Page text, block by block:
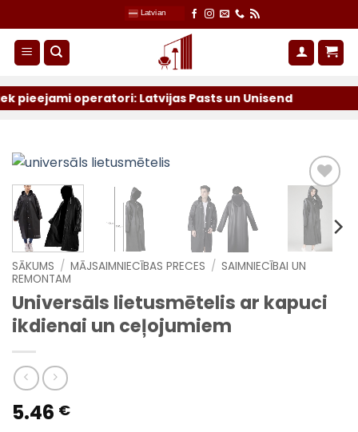
to
content
Latvian
operatori: Latvijas Pasts un Unisend
SĀKUMS / MĀJSAIMNIECĪBAS PRECES / SAIMNIECĪBAI UN
REMONTAM
Universāls lietusmētelis ar kapuci
ikdienai un ceļojumiem
5.46 €